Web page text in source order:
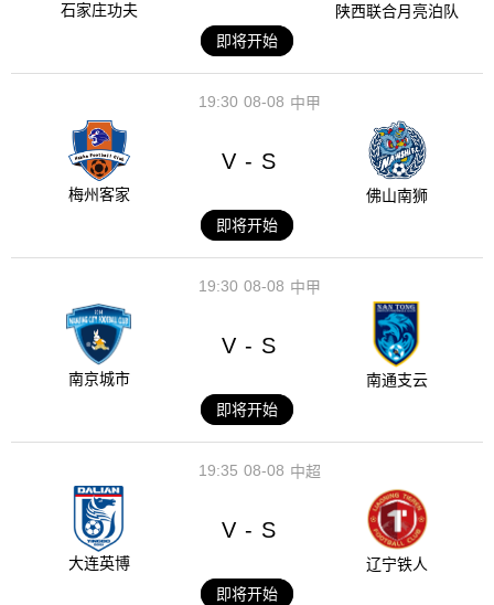
石家庄功夫
陕西联合月亮泊队
即将开始
08-08
19:30 中甲
梅州客家
V - S
佛山南狮
即将开始
08-08
19:30 中甲
南京城市
V - S
南通支云
即将开始
08-08
19:35 中超
大连英博
V - S
辽宁铁人
即将开始